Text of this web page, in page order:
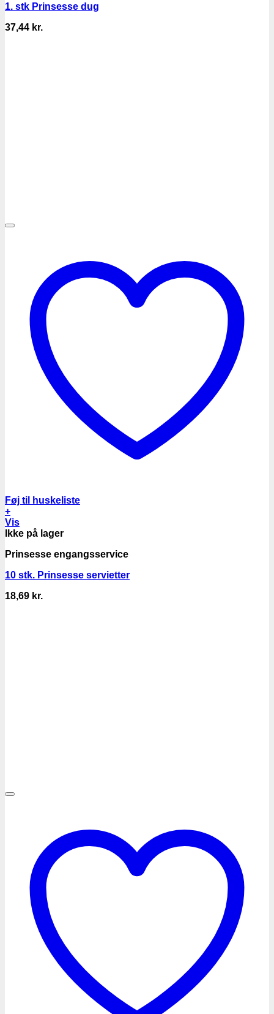
1. stk Prinsesse dug
37,44 kr.
Føj til huskeliste
+
Vis
Ikke på lager
Prinsesse engangsservice
10 stk. Prinsesse servietter
18,69 kr.